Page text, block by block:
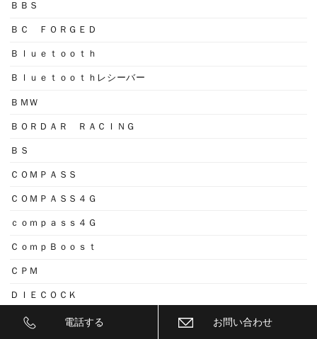
ＢＢＳ
ＢＣ ＦＯＲＧＥＤ
Ｂｌｕｅｔｏｏｔｈ
Ｂｌｕｅｔｏｏｔｈレシーバー
ＢＭＷ
ＢＯＲＤＡＲ ＲＡＣＩＮＧ
ＢＳ
ＣＯＭＰＡＳＳ
ＣＯＭＰＡＳＳ４Ｇ
ｃｏｍｐａｓｓ４Ｇ
ＣｏｍｐＢｏｏｓｔ
ＣＰＭ
ＤＩＥＣＯＣＫ
ＤＩＸＣＥＬ電話する お問い合わせ